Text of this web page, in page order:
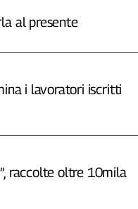
al presente
i lavoratori iscritti
raccolte oltre 10mila